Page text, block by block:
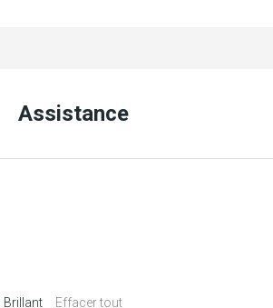
Assistance
Brillant Effacer tout